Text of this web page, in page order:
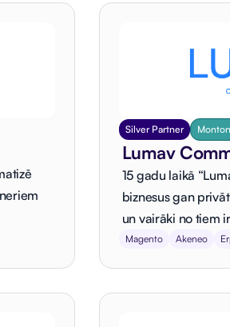
Silver Partner
Lumav
15 gadu laikā
biznesus gan
un vairāki no tiem
Magento Akeneo